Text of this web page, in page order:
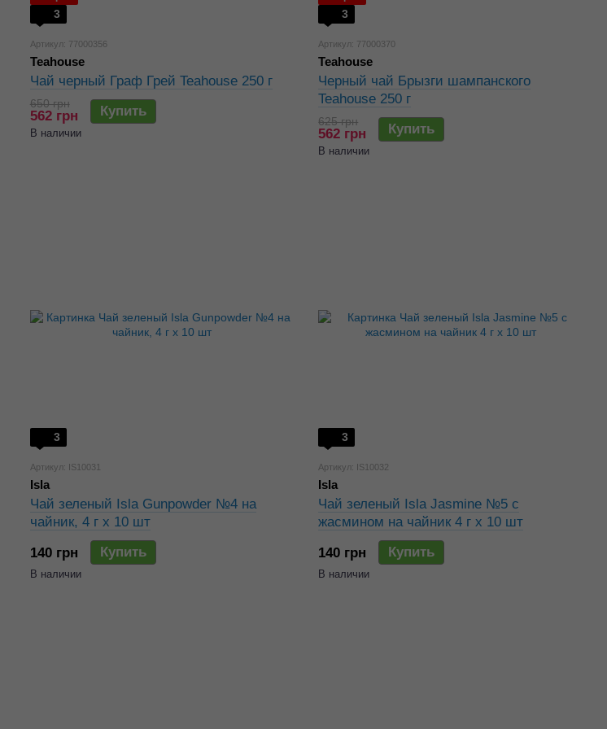
3
Артикул: 77000356
Teahouse
Чай черный Граф Грей Teahouse 250 г
650 грн
562 грн Купить
В наличии
3
Артикул: 77000370
Teahouse
Черный чай Брызги шампанского
Teahouse 250 г
625 грн
562 грн Купить
В наличии
3
Артикул: IS10031
Isla
Чай зеленый Isla Gunpowder №4 на
чайник, 4 г х 10 шт
140 грн
Купить
В наличии
3
Артикул: IS10032
Isla
Чай зеленый Isla Jasmine №5 с
жасмином на чайник 4 г х 10 шт
140 грн
Купить
В наличии